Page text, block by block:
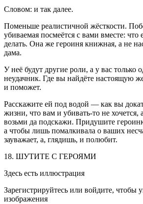
Словом: и так далее.
Поменьше реалистичной жёсткости.
убиваемая посмеётся с вами вместе: что
делать. Она же героиня книжная, а не
дама.
У неё будут другие роли, а у вас только
неудачник. Где вы найдёте настоящую
и поможет.
Расскажите ей под водой — как вы
жизни, что вам и убивать-то не хочется,
возьми да подскажи. Придушите
а чтобы лишь помалкивала о ваших
зауважает, а, глядишь, и полюбит.
18. ШУТИТЕ С ГЕРОЯМИ
Здесь есть иллюстрация
Зарегистрируйтесь или войдите, чтобы
изображения